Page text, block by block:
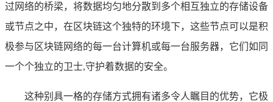
过网络的桥梁，将数据均匀地分散到多个相互独立的存储设备
或节点之中，在区块链这个独特的环境下，这些节点可以是积
极参与区块链网络的每一台计算机或每一台服务器，它们如同
一个个独立的卫士,守护着数据的安全。
这种别具一格的存储方式拥有诸多令人瞩目的优势，它极